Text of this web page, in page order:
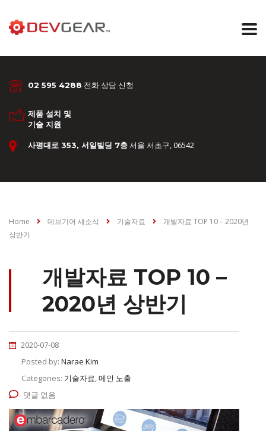
02 595 4288 전화 상담 신청
제품 설치 및
기술 지원
사평대로 353, 서일빌딩 7층서울 서초구, 06542
Home 데브기어 새소식 기술자료
개발자료 TOP 10 – 2020년
상반기
개발자료 TOP 10 –
2020년 상반기
2020-07-08
Posted by: Narae Kim
Categories: 기술자료, 메인 노출
댓글 없음